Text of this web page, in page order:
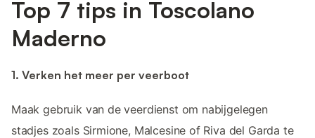
Top 7 tips in Toscolano
Maderno
1. Verken het meer per veerboot
Maak gebruik van de veerdienst om nabijgelegen
stadjes zoals Sirmione, Malcesine of Riva del Garda te